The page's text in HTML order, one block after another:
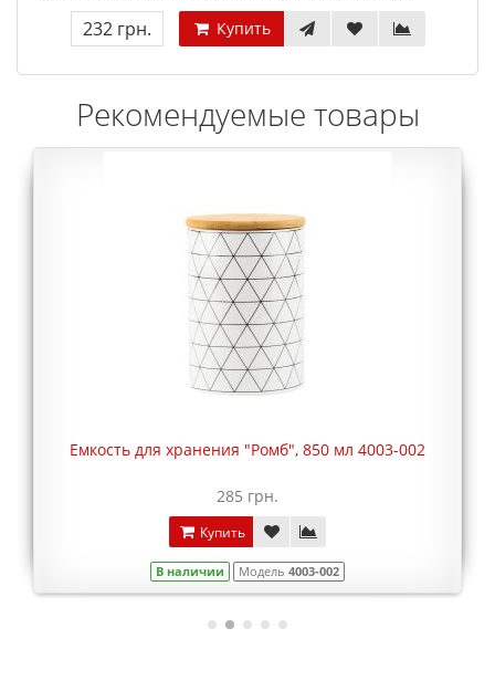
232 грн. Купить
Рекомендуемые товары
Емкость для хранения "Ромб", 850 мл 4003-002
285 грн.
Купить
В наличии Модель 4003-002